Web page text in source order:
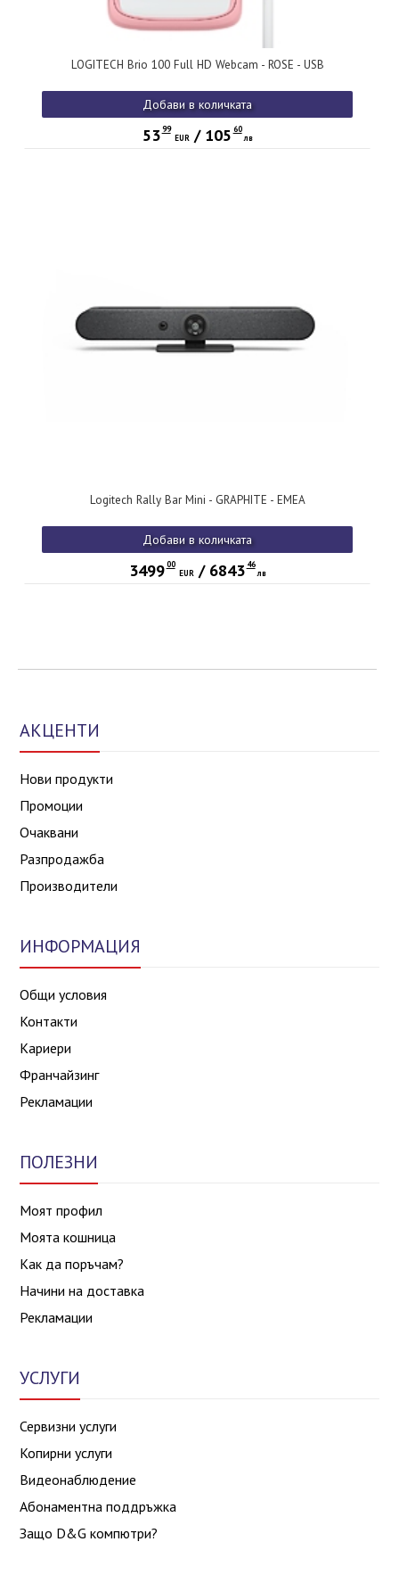
LOGITECH Brio 100 Full HD Webcam - ROSE - USB
Добави в количката
53 99
EUR/ 105 60
лв
Logitech Rally Bar Mini - GRAPHITE - EMEA
Добави в количката
3499 00
EUR/ 6843 46
лв
АКЦЕНТИ
Нови продукти
Промоции
Очаквани
Разпродажба
Производители
ИНФОРМАЦИЯ
Общи условия
Контакти
Кариери
Франчайзинг
Рекламации
ПОЛЕЗНИ
Моят профил
Моята кошница
Как да поръчам?
Начини на доставка
Рекламации
УСЛУГИ
Сервизни услуги
Копирни услуги
Видеонаблюдение
Абонаментна поддръжка
Защо D&G компютри?